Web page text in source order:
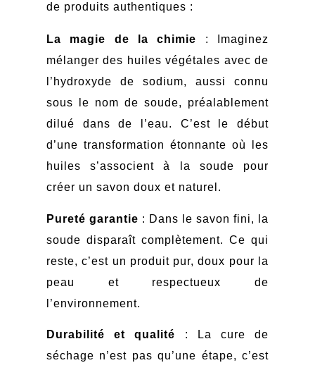
de produits authentiques :
La magie de la chimie : Imaginez
mélanger des huiles végétales avec de
l’hydroxyde de sodium, aussi connu
sous le nom de soude, préalablement
dilué dans de l’eau. C’est le début
d’une transformation étonnante où les
huiles s’associent à la soude pour
créer un savon doux et naturel.
Pureté garantie : Dans le savon fini, la
soude disparaît complètement. Ce qui
reste, c’est un produit pur, doux pour la
peau et respectueux de
l’environnement.
Durabilité et qualité : La cure de
séchage n’est pas qu’une étape, c’est